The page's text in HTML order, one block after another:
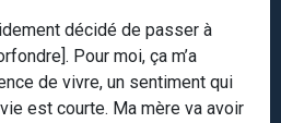
décidé de passer à
Pour moi, ça m’a
de vivre, un sentiment qui
est courte. Ma mère va avoir